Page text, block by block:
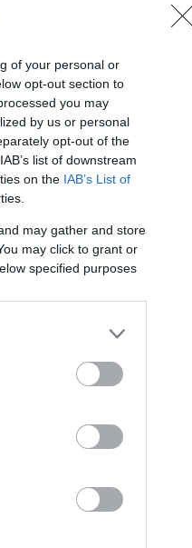
of your personal or
opt-out section to
you may
by us or personal
opt-out of the
list of downstream
on the IAB’s List of
may gather and store
may click to grant or
specified purposes